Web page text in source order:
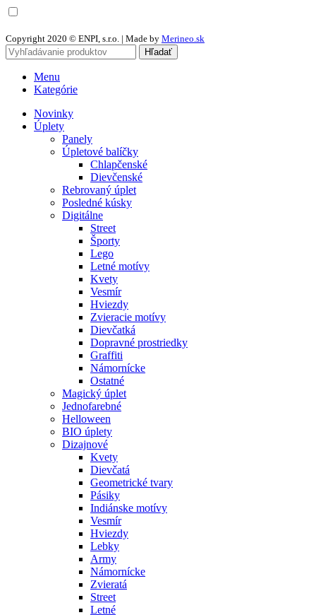
Copyright 2020 © ENPI, s.r.o. | Made by Merineo.sk
Hľadať
Menu
Kategórie
Novinky
Úplety
Panely
Úpletové balíčky
Chlapčenské
Dievčenské
Rebrovaný úplet
Posledné kúsky
Digitálne
Street
Športy
Lego
Letné motívy
Kvety
Vesmír
Hviezdy
Zvieracie motívy
Dievčatká
Dopravné prostriedky
Graffiti
Námornícke
Ostatné
Magický úplet
Jednofarebné
Helloween
BIO úplety
Dizajnové
Kvety
Dievčatá
Geometrické tvary
Pásiky
Indiánske motívy
Vesmír
Hviezdy
Lebky
Army
Námornícke
Zvieratá
Street
Letné